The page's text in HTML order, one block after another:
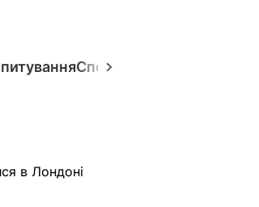
Спецпроєкти
в Лондоні